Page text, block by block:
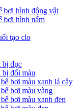
bơi hình động vật
bơi hình nấm
tạo clo
bị đục
đổi màu
bơi màu xanh lá cây
bơi màu vàng
bơi màu xanh đen